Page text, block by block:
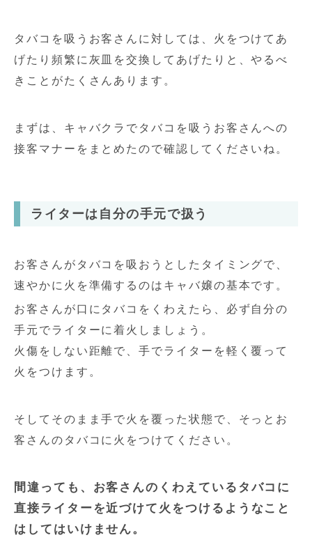
タバコを吸うお客さんに対しては、火をつけてあ
げたり頻繁に灰皿を交換してあげたりと、やるべ
きことがたくさんあります。
まずは、キャバクラでタバコを吸うお客さんへの
接客マナーをまとめたので確認してくださいね。
ライターは自分の手元で扱う
お客さんがタバコを吸おうとしたタイミングで、
速やかに火を準備するのはキャバ嬢の基本です。
お客さんが口にタバコをくわえたら、必ず自分の
手元でライターに着火しましょう。
火傷をしない距離で、手でライターを軽く覆って
火をつけます。
そしてそのまま手で火を覆った状態で、そっとお
客さんのタバコに火をつけてください。
間違っても、お客さんのくわえているタバコに
直接ライターを近づけて火をつけるようなこと
はしてはいけません。